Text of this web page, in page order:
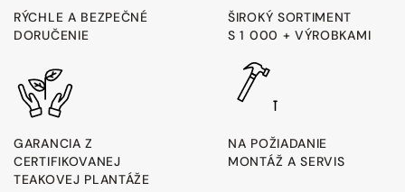
RÝCHLE A BEZPEČNÉ
DORUČENIE
ŠIROKÝ SORTIMENT
S 1 000 + VÝROBKAMI
GARANCIA Z
CERTIFIKOVANEJ
TEAKOVEJ PLANTÁŽE
NA POŽIADANIE
MONTÁŽ A SERVIS